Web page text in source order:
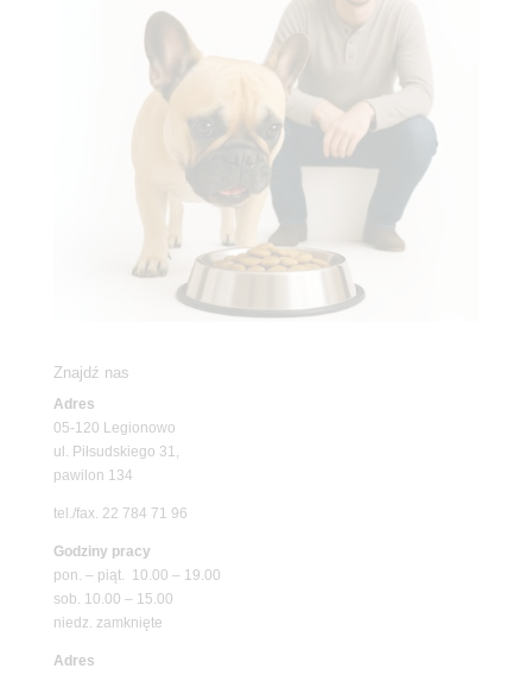
Znajdź nas
Adres
05-120 Legionowo
ul. Piłsudskiego 31,
pawilon 134
tel./fax. 22 784 71 96
Godziny pracy
pon. – piąt. 10.00 – 19.00
sob. 10.00 – 15.00
niedz. zamknięte
Adres